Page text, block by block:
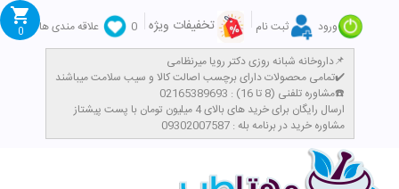
ورود ثبت نام تخفیفات ویژه 0
علاقه مندی ها
داروخانه شبانه روزی دکتر رویا میرنظامی📌
تمامی محصولات دارای برچسب اصالت کالا و سیب سلامت میباشند✔️
مشاوره تلفنی (8 تا 16) : 02165389693☎️
​ارسال رایگان برای خرید های بالای 4 میلیون تومان با پست پیشتاز
مشاوره خرید در برنامه بله : 09302007587
0